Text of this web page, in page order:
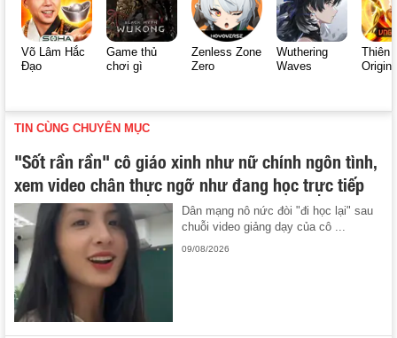
Võ Lâm Hắc
Đạo
Game thủ
chơi gì
Zenless Zone
Zero
Wuthering
Waves
Thiên
Origin
TIN CÙNG CHUYÊN MỤC
"Sốt rần rần" cô giáo xinh như nữ chính ngôn tình,
xem video chân thực ngỡ như đang học trực tiếp
Dân mạng nô nức đòi "đi học lại" sau
chuỗi video giảng dạy của cô ...
09/08/2026